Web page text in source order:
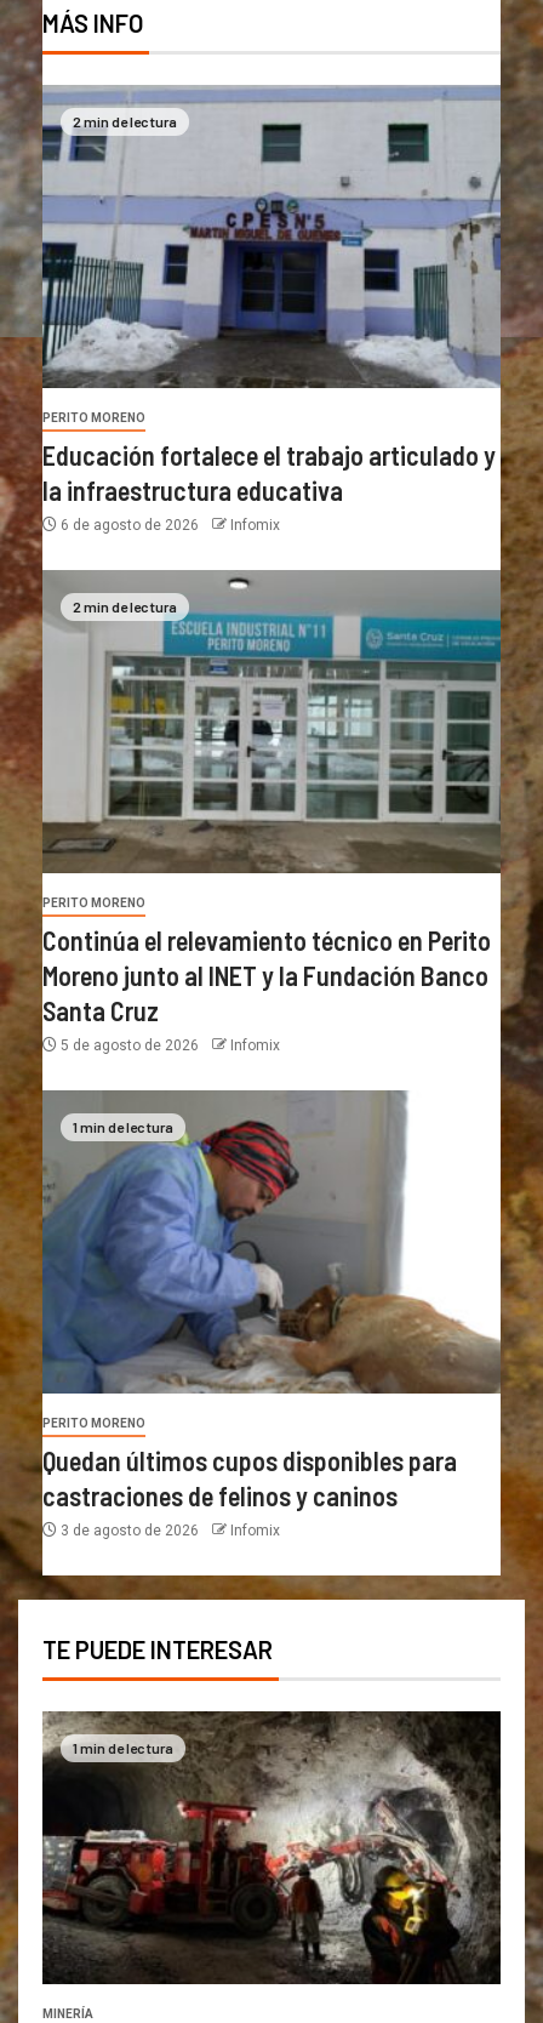
MÁS INFO
2 min de lectura
PERITO MORENO
Educación fortalece el trabajo articulado y
la infraestructura educativa
6 de agosto de 2026 Infomix
2 min de lectura
PERITO MORENO
Continúa el relevamiento técnico en Perito
Moreno junto al INET y la Fundación Banco
Santa Cruz
5 de agosto de 2026 Infomix
1 min de lectura
PERITO MORENO
Quedan últimos cupos disponibles para
castraciones de felinos y caninos
3 de agosto de 2026 Infomix
TE PUEDE INTERESAR
1 min de lectura
MINERÍA